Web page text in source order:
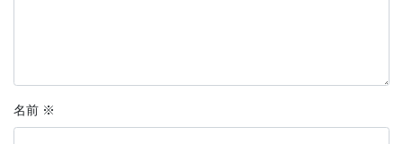
名前 ※